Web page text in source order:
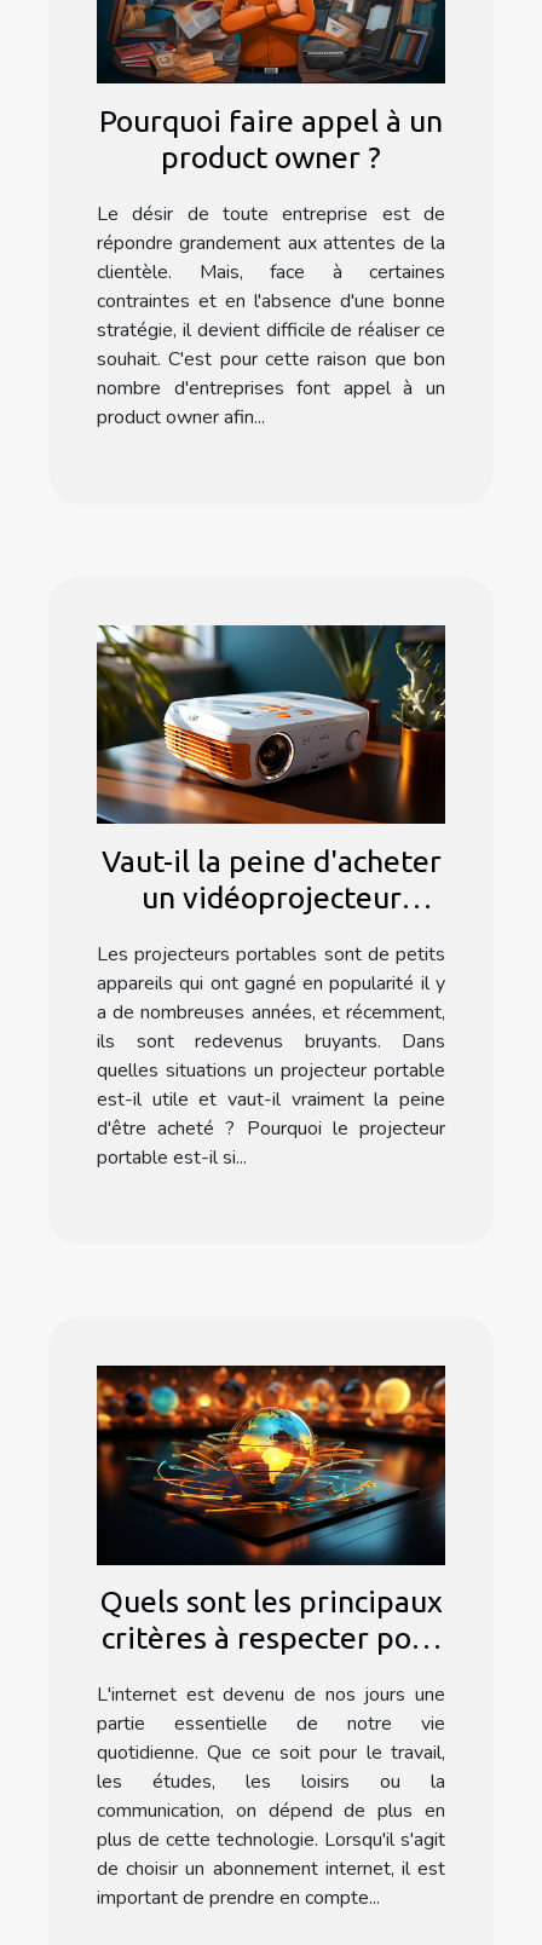
Pourquoi faire appel à un
product owner ?
Le désir de toute entreprise est de
répondre grandement aux attentes de la
clientèle. Mais, face à certaines
contraintes et en l'absence d'une bonne
stratégie, il devient difficile de réaliser ce
souhait. C'est pour cette raison que bon
nombre d'entreprises font appel à un
product owner afin...
Vaut-il la peine d'acheter
un vidéoprojecteur
Les projecteurs portables sont de petits
appareils qui ont gagné en popularité il y
a de nombreuses années, et récemment,
ils sont redevenus bruyants. Dans
quelles situations un projecteur portable
est-il utile et vaut-il vraiment la peine
d'être acheté ? Pourquoi le projecteur
portable est-il si...
Quels sont les principaux
critères à respecter pour
abonnement internet ?
L'internet est devenu de nos jours une
partie essentielle de notre vie
quotidienne. Que ce soit pour le travail,
les études, les loisirs ou la
communication, on dépend de plus en
plus de cette technologie. Lorsqu'il s'agit
de choisir un abonnement internet, il est
important de prendre en compte...